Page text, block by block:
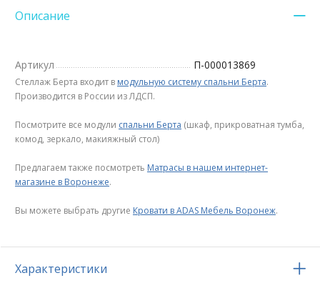
Описание
Артикул П-000013869
Стеллаж Берта входит в модульную систему спальни Берта.
Производится в России из ЛДСП.
Посмотрите все модули спальни Берта (шкаф, прикроватная тумба,
комод, зеркало, макияжный стол)
Предлагаем также посмотреть Матрасы в нашем интернет-
магазине в Воронеже.
Вы можете выбрать другие Кровати в ADAS Мебель Воронеж.
Характеристики